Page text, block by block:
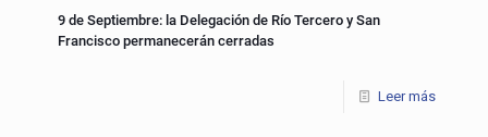
9 de Septiembre: la Delegación de Río Tercero y San
Francisco permanecerán cerradas
Leer más